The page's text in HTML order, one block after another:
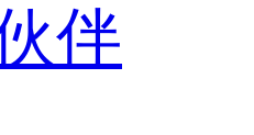
伴